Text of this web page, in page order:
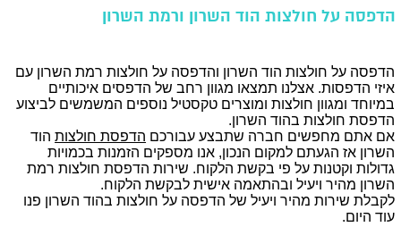
הדפסה על חולצות הוד השרון ורמת השרון
הדפסה על חולצות הוד השרון והדפסה על חולצות רמת השרון עם
איזי הדפסות. אצלנו תמצאו מגוון רחב של הדפסים איכותיים
במיוחד ומגוון חולצות ומוצרים טקסטיל נוספים המשמשים לביצוע
הדפסת חולצות בהוד השרון.
אם אתם מחפשים חברה שתבצע עבורכם הדפסת חולצותהוד
השרון אז הגעתם למקום הנכון, אנו מספקים הזמנות בכמויות
גדולות וקטנות על פי בקשת הלקוח. שירות הדפסת חולצות רמת
השרון מהיר ויעיל ובהתאמה אישית לבקשת הלקוח.
לקבלת שירות מהיר ויעיל של הדפסה על חולצות בהוד השרון פנו
עוד היום.